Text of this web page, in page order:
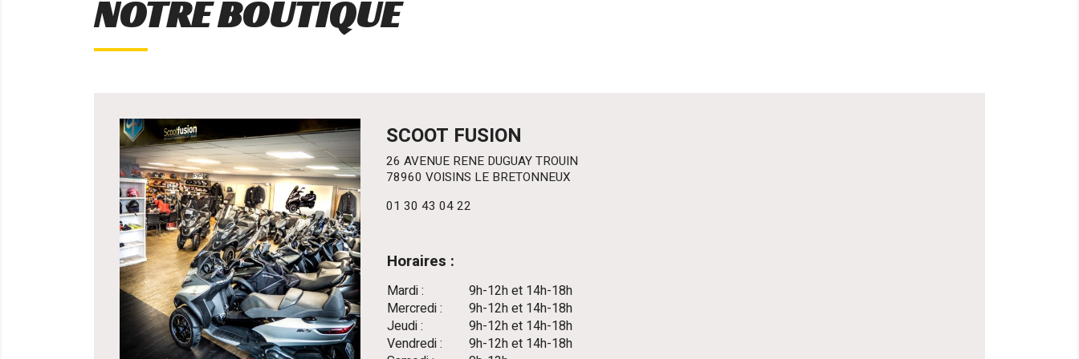
NOTRE BOUTIQUE
SCOOT FUSION
26 AVENUE RENE DUGUAY TROUIN
78960 VOISINS LE BRETONNEUX
01 30 43 04 22
Horaires :
Mardi :
9h-12h et 14h-18h
Mercredi :
9h-12h et 14h-18h
Jeudi :
9h-12h et 14h-18h
Vendredi :
9h-12h et 14h-18h